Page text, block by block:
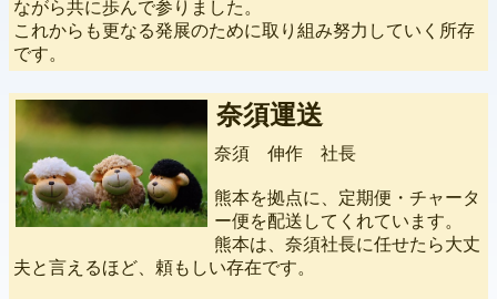
ながら共に歩んで参りました。
これからも更なる発展のために取り組み努力していく所存
です。
奈須運送
奈須 伸作 社長
熊本を拠点に、定期便・チャータ
ー便を配送してくれています。
熊本は、奈須社長に任せたら大丈
夫と言えるほど、頼もしい存在です。